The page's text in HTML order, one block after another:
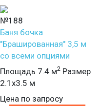
№188
Баня бочка
"Брашированная" 3,5 м
со всеми опциями
Площадь 7.4 м2 Размер
2.1х3.5 м
Цена по запросу